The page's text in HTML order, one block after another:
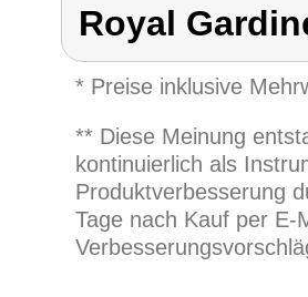
Royal
* Preise inklusive
** Diese Meinung
kontinuierlich als
Produktverbesserung
Tage nach Kauf per E-